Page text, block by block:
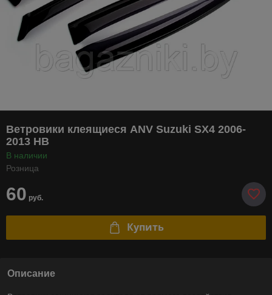
Ветровики клеящиеся ANV Suzuki SX4 2006-
2013 HB
В наличии
Розница
60 руб.
Купить
Описание